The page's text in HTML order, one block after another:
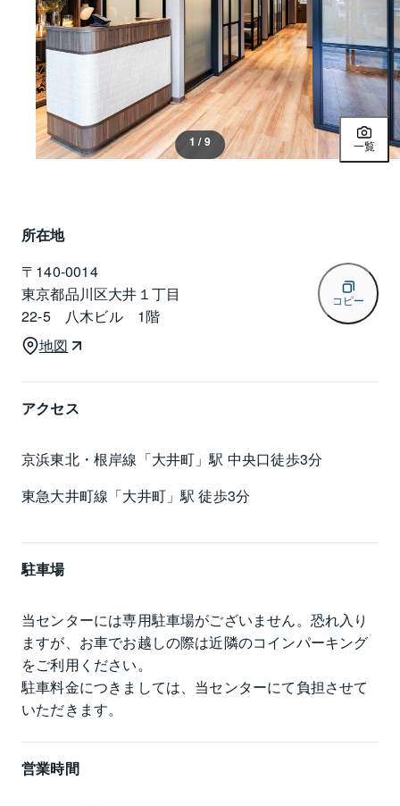
1 / 9 一覧
所在地
〒 140-0014
東京都品川区大井１丁目
22-5 八木ビル 1階
コピー
地図
アクセス
京浜東北・根岸線「大井町」駅 中央口徒歩3分
東急大井町線「大井町」駅 徒歩3分
駐車場
当センターには専用駐車場がございません。恐れ入り
ますが、お車でお越しの際は近隣のコインパーキング
をご利用ください。
駐車料金につきましては、当センターにて負担させて
いただきます。
営業時間